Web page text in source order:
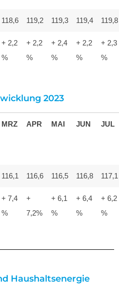
118,6 119,2 119,3 119,4 119,8
+ 2,2
%
+ 2,2
%
+ 2,4
%
+ 2,2
%
+ 2,3
%
2023
MRZ APR MAI JUN JUL
116,1 116,6 116,5 116,8 117,1
+ 7,4
%
+
7,2%
+ 6,1
%
+ 6,4
%
+ 6,2
%
Haushaltsenergie